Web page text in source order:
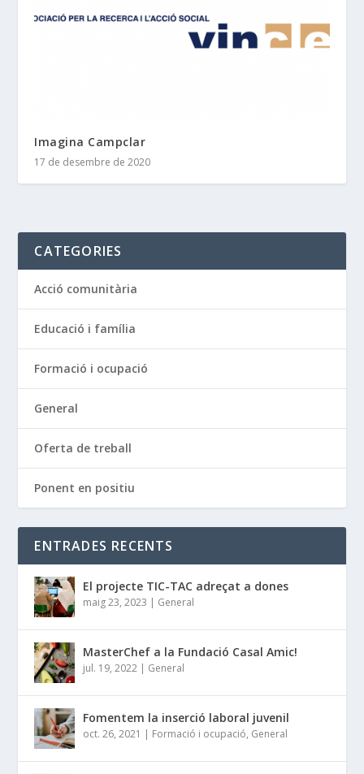
Imagina Campclar
17 de desembre de 2020
CATEGORIES
Acció comunitària
Educació i família
Formació i ocupació
General
Oferta de treball
Ponent en positiu
ENTRADES RECENTS
El projecte TIC-TAC adreçat a dones
maig 23, 2023 | General
MasterChef a la Fundació Casal Amic!
jul. 19, 2022 | General
Fomentem la inserció laboral juvenil
oct. 26, 2021 | Formació i ocupació, General